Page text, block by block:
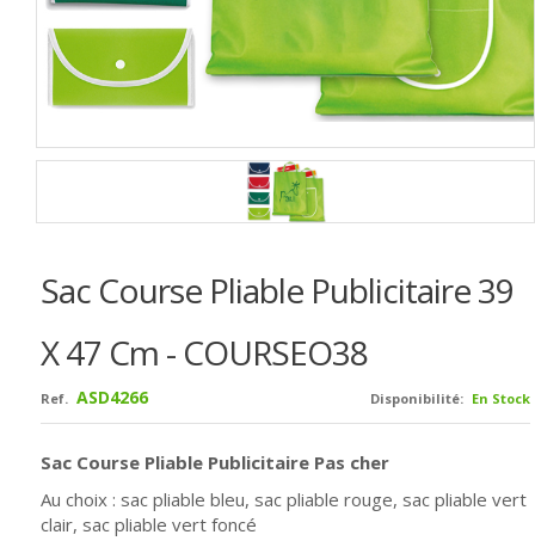
Sac Course Pliable Publicitaire 39
X 47 Cm - COURSEO38
Disponibilité: En Stock
Ref. ASD4266
Sac Course Pliable Publicitaire Pas cher
Au choix : sac pliable bleu, sac pliable rouge, sac pliable vert
clair, sac pliable vert foncé